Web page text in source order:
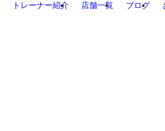
トレーナー紹介 店舗一覧 ブログ